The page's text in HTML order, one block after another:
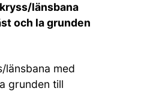
länsbana
och la grunden
länsbana med
grunden till